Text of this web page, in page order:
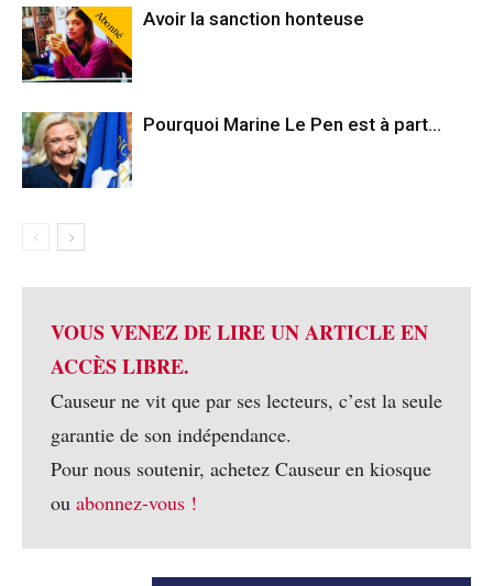
Abonné Avoir la sanction honteuse
Pourquoi Marine Le Pen est à part…
VOUS VENEZ DE LIRE UN ARTICLE EN
ACCÈS LIBRE.
Causeur ne vit que par ses lecteurs, c’est la seule
garantie de son indépendance.
Pour nous soutenir, achetez Causeur en kiosque
ou abonnez-vous !